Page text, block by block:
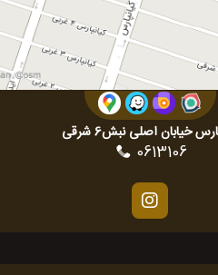
خیابان اصلی نبش6 شرقی
0613106